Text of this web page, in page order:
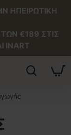
ΗΠΕΙΡΩΤΙΚΗ
€189 ΣΤΙΣ
INART